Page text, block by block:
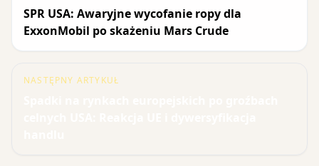
SPR USA: Awaryjne wycofanie ropy dla
ExxonMobil po skażeniu Mars Crude
NASTĘPNY ARTYKUŁ